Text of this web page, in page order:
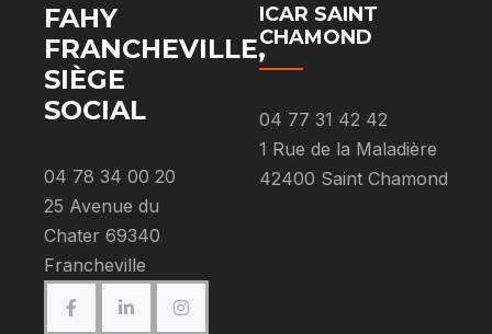
FAHY
FRANCHEVILLE,
SIÈGE
SOCIAL
04 78 34 00 20
25 Avenue du
Chater 69340
Francheville
ICAR SAINT
CHAMOND
04 77 31 42 42
1 Rue de la Maladière
42400 Saint Chamond